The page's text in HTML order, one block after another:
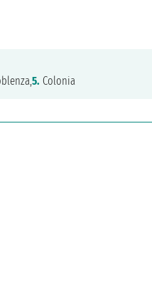
5. Colonia